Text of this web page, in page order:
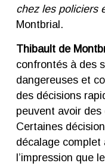
chez les policiers
Montbrial.
Thibault de
confrontés à des
dangereuses et
des décisions
peuvent avoir
Certaines
décalage complet
l’impression que